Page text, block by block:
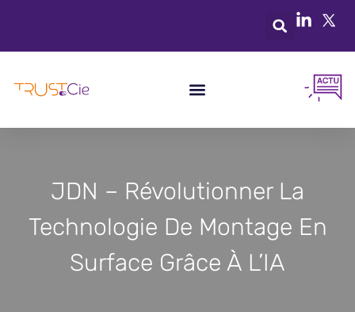
JDN – Révolutionner La
Technologie De Montage En
Surface Grâce À L’IA